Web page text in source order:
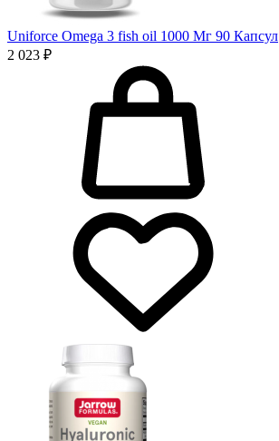
Uniforce Omega 3 fish oil 1000 Мг 90 Капсул
2 023 ₽